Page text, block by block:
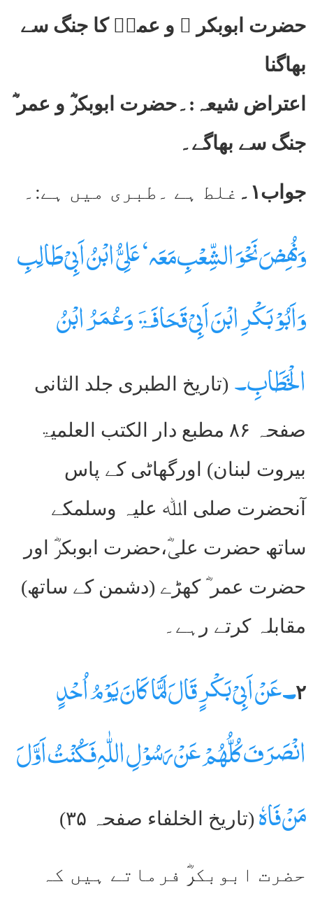
حضرت ابوبکر ؓ و عمرؓ کا جنگ سے
بھاگنا
اعتراض شیعہ:۔حضرت ابوبکرؓ و عمر ؓ
جنگ سے بھاگے۔
جواب۱۔ غلط ہے ۔طبری میں ہے:۔
وَنُھِضَ نَحْوَ الشِّعْبِ مَعَہ‘ عَلِیُّ ابْنُ اَبِیْ طَالِبِ
وَاَبُوْ بَکْرِ ابْنَ اَبِیْ قَحَافَۃَوَعُمَرُ ابْنُ
الْخَطَابِ۔ (تاریخ الطبری جلد الثانی
صفحہ ۸۶ مطبع دار الکتب العلمیۃ
بیروت لبنان) اورگھاٹی کے پاس
آنحضرت صلی اﷲ علیہ وسلمکے
ساتھ حضرت علیؓ،حضرت ابوبکرؓ اور
حضرت عمر ؓ کھڑے (دشمن کے ساتھ)
مقابلہ کرتے رہے۔
۲۔عَنْ اَبِیْ بَکْرٍ قَالَ لَمَّا کَانَ یَوْمُ اُحْدٍ
انْصَرَفَ کُلُّھُمْ عَنْ رَسُوْلِ اللّٰہِ فَکُنْتُ اَوَّلَ
مَنْ فَاہٗ (تاریخ الخلفاء صفحہ ۳۵)
حضرت ابوبکرؓ فرماتے ہیں کہ